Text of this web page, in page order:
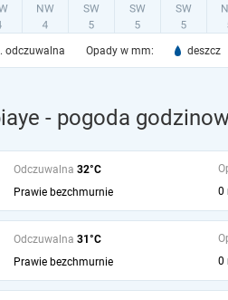
odczuwalna Opady w mm: deszcz
- pogoda
Odczuwalna 32°C
Prawie bezchmurnie
0
Odczuwalna 31°C
Prawie bezchmurnie
0